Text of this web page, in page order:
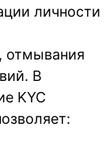
личности
отмывания
В
KYC